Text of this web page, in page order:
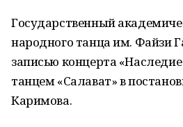
Государственный
народного танца им. Файзи
записью концерта
танцем «Салават» в
Каримова.